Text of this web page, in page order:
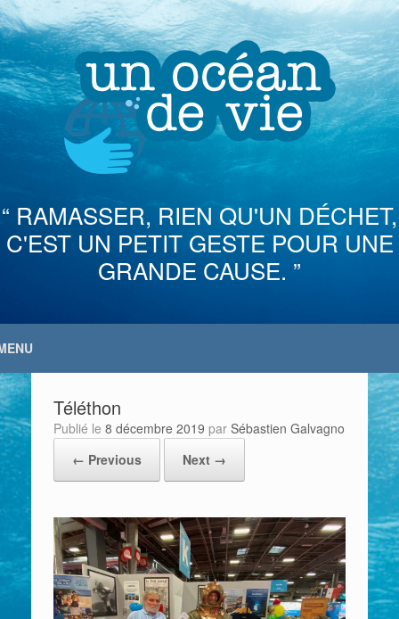
Skip
to
content
“ RAMASSER, RIEN QU'UN DÉCHET,
C'EST UN PETIT GESTE POUR UNE
GRANDE CAUSE. ”
Téléthon
Publié le 8 décembre 2019 par Sébastien Galvagno
← Previous
Next →